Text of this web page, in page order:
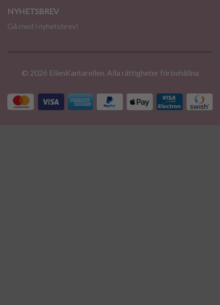
NYHETSBREV
Gå med i nyhetsbrev!
© 2026 EllenKantarellen. Alla rättigheter förbehållna